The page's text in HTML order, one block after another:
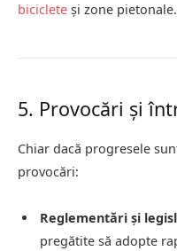
biciclete și zone pietonale.
5. Provocări și
Chiar dacă progresele
provocări:
Reglementări și
pregătite să adopte